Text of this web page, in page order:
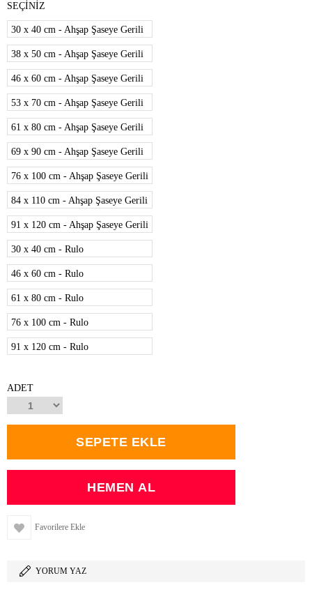
SEÇİNİZ
30 x 40 cm - Ahşap Şaseye Gerili
38 x 50 cm - Ahşap Şaseye Gerili
46 x 60 cm - Ahşap Şaseye Gerili
53 x 70 cm - Ahşap Şaseye Gerili
61 x 80 cm - Ahşap Şaseye Gerili
69 x 90 cm - Ahşap Şaseye Gerili
76 x 100 cm - Ahşap Şaseye Gerili
84 x 110 cm - Ahşap Şaseye Gerili
91 x 120 cm - Ahşap Şaseye Gerili
30 x 40 cm - Rulo
46 x 60 cm - Rulo
61 x 80 cm - Rulo
76 x 100 cm - Rulo
91 x 120 cm - Rulo
ADET
Favorilere Ekle
YORUM YAZ